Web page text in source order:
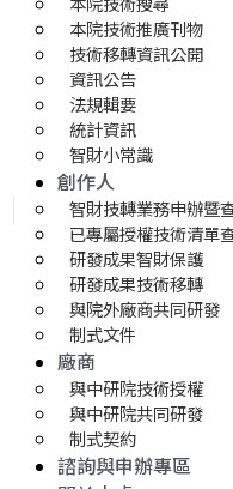
本院技術推廣刊物
技術移轉資訊公開
資訊公告
法規輯要
統計資訊
智財小常識
創作人
智財技轉業務申辦暨
已專屬授權技術清單
研發成果智財保護
研發成果技術移轉
與院外廠商共同研發
制式文件
廠商
與中研院技術授權
與中研院共同研發
制式契約
諮詢與申辦專區